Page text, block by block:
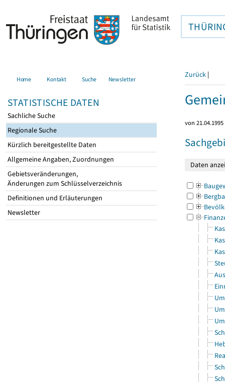
Home Kontakt Suche Newsletter
STATISTISCHE DATEN
Sachliche Suche
Regionale Suche
Kürzlich bereitgestellte Daten
Allgemeine Angaben, Zuordnungen
Gebietsveränderungen,
Änderungen zum Schlüsselverzeichnis
Definitionen und Erläuterungen
Newsletter
Zurück |
von